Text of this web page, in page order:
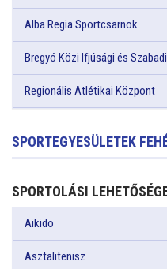
Alba Regia Sportcsarnok
Bregyó Közi Ifjúsági és
Regionális Atlétikai Központ
SPORTEGYESÜLETEK
SPORTOLÁSI
Aikido
Asztalitenisz